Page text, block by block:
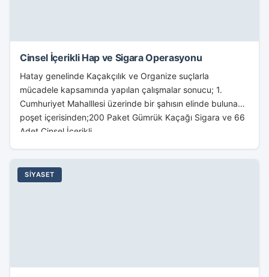
Cinsel İçerikli Hap ve Sigara Operasyonu
Hatay genelinde Kaçakçılık ve Organize suçlarla
mücadele kapsamında yapılan çalışmalar sonucu; 1.
Cumhuriyet Mahalllesi üzerinde bir şahısın elinde bulunan
poşet içerisinden;200 Paket Gümrük Kaçağı Sigara ve 66
Adet Cinsel İçerikli...
SIYASET